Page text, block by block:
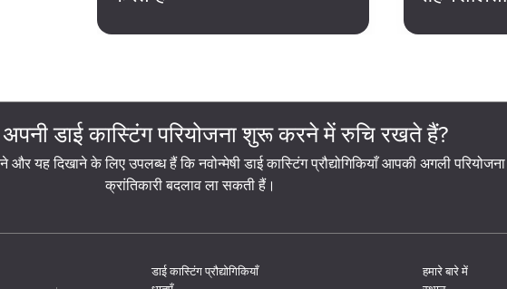
डाई कास्टिंग परियोजना शुरू करने में रुचि रखते हैं?
और यह दिखाने के लिए उपलब्ध हैं कि नवोन्मेषी डाई कास्टिंग प्रौद्योगिकियाँ आपकी अगली
क्रांतिकारी बदलाव ला सकती हैं।
डाई कास्टिंग प्रौद्योगिकियाँ
हमारे बारे में